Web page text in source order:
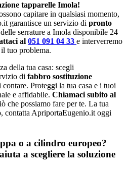
tapparelle Imola!
capitare in qualsiasi momento,
garantisce un servizio di pronto
serrature a Imola disponibile 24
al 051 091 04 33 e interverremo
tuo problema.
della tua casa: scegli
di fabbro sostituzione
contare. Proteggi la tua casa e i tuoi
e affidabile. Chiamaci subito al
che possiamo fare per te. La tua
contatta ApriportaEugenio.it oggi
o a cilindro europeo?
a scegliere la soluzione